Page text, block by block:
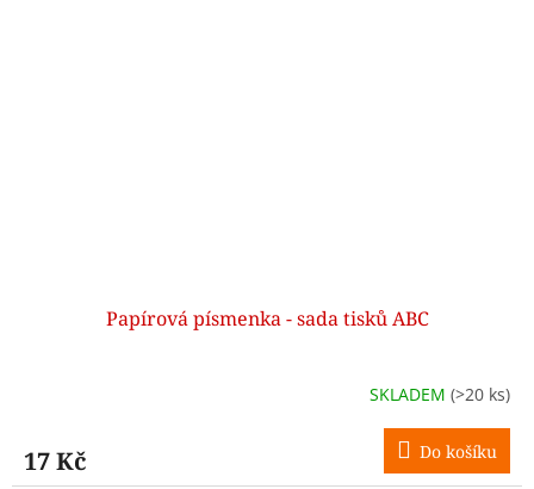
Papírová písmenka - sada tisků ABC
SKLADEM (>20 ks)
17 Kč Do košíku